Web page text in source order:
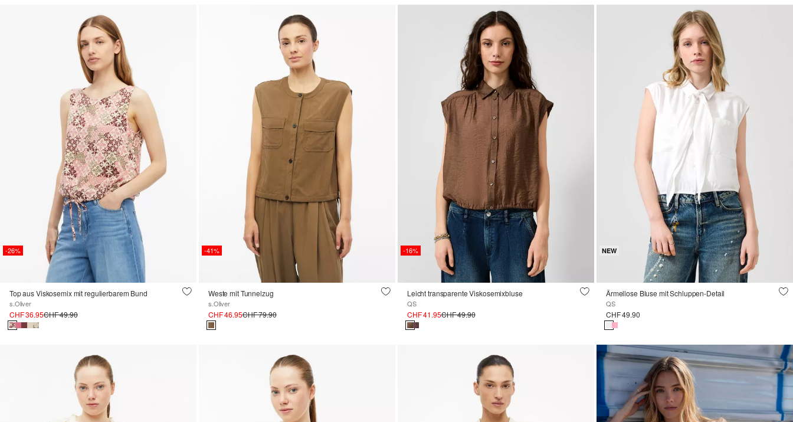
-26%
Top aus Viskosemix mit regulierbarem Bund
s.Oliver
CHF 36.95CHF 49.90
-41%
Weste mit Tunnelzug
s.Oliver
CHF 46.95CHF 79.90
-16%
Leicht transparente Viskosemixbluse
QS
CHF 41.95CHF 49.90
NEW
Ärmellose Bluse mit Schluppen-Detail
QS
CHF 49.90